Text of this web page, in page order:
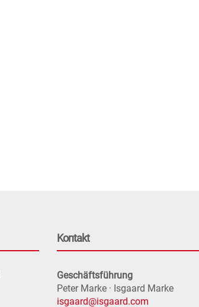
Kontakt
Geschäftsführung
Peter Marke · Isgaard Marke
isgaard@isgaard.com